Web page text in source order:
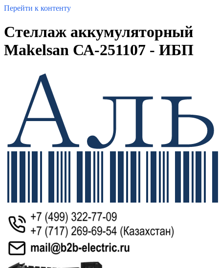
Перейти к контенту
Cтеллаж аккумуляторный
Makelsan СА-251107 - ИБП